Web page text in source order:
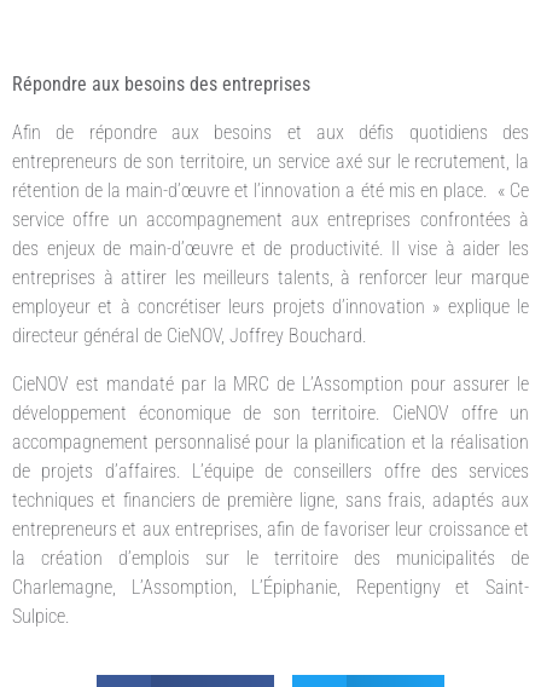
Répondre aux besoins des entreprises
Afin de répondre aux besoins et aux défis quotidiens des
entrepreneurs de son territoire, un service axé sur le recrutement, la
rétention de la main-d’œuvre et l’innovation a été mis en place. « Ce
service offre un accompagnement aux entreprises confrontées à
des enjeux de main-d’œuvre et de productivité. Il vise à aider les
entreprises à attirer les meilleurs talents, à renforcer leur marque
employeur et à concrétiser leurs projets d’innovation » explique le
directeur général de CieNOV, Joffrey Bouchard.
CieNOV est mandaté par la MRC de L’Assomption pour assurer le
développement économique de son territoire. CieNOV offre un
accompagnement personnalisé pour la planification et la réalisation
de projets d’affaires. L’équipe de conseillers offre des services
techniques et financiers de première ligne, sans frais, adaptés aux
entrepreneurs et aux entreprises, afin de favoriser leur croissance et
la création d’emplois sur le territoire des municipalités de
Charlemagne, L’Assomption, L’Épiphanie, Repentigny et Saint-
Sulpice.